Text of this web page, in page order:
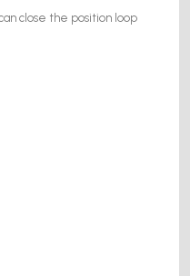
close the position loop